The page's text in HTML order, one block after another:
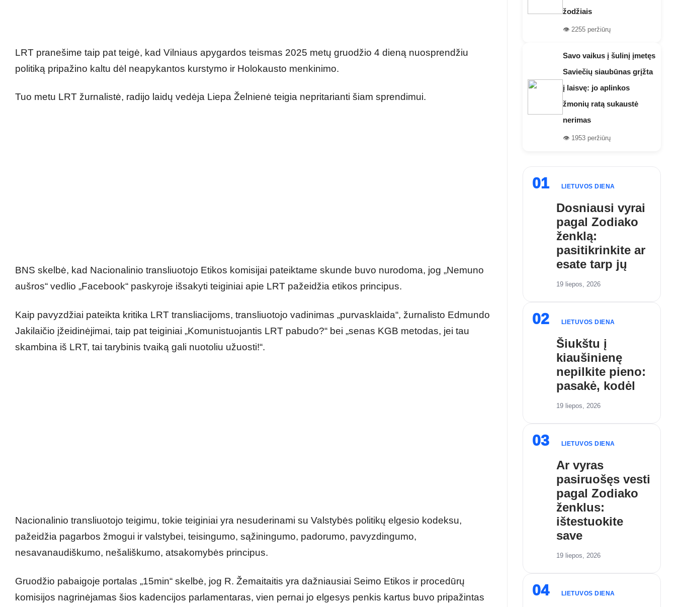
LRT pranešime taip pat teigė, kad Vilniaus apygardos teismas 2025 metų gruodžio 4 dieną nuosprendžiu
politiką pripažino kaltu dėl neapykantos kurstymo ir Holokausto menkinimo.
Tuo metu LRT žurnalistė, radijo laidų vedėja Liepa Želnienė teigia nepritarianti šiam sprendimui.
BNS skelbė, kad Nacionalinio transliuotojo Etikos komisijai pateiktame skunde buvo nurodoma, jog „Nemuno
aušros“ vedlio „Facebook“ paskyroje išsakyti teiginiai apie LRT pažeidžia etikos principus.
Kaip pavyzdžiai pateikta kritika LRT transliacijoms, transliuotojo vadinimas „purvasklaida“, žurnalisto Edmundo
Jakilaičio įžeidinėjimai, taip pat teiginiai „Komunistuojantis LRT pabudo?“ bei „senas KGB metodas, jei tau
skambina iš LRT, tai tarybinis tvaiką gali nuotoliu užuosti!“.
Nacionalinio transliuotojo teigimu, tokie teiginiai yra nesuderinami su Valstybės politikų elgesio kodeksu,
pažeidžia pagarbos žmogui ir valstybei, teisingumo, sąžiningumo, padorumo, pavyzdingumo,
nesavanaudiškumo, nešališkumo, atsakomybės principus.
Gruodžio pabaigoje portalas „15min“ skelbė, jog R. Žemaitaitis yra dažniausiai Seimo Etikos ir procedūrų
komisijos nagrinėjamas šios kadencijos parlamentaras, vien pernai jo elgesys penkis kartus buvo pripažintas
žodžiais
👁️ 2255 peržiūrų
Savo vaikus į šulinį įmetęs
Saviečių siaubūnas grįžta
į laisvę: jo aplinkos
žmonių ratą sukaustė
nerimas
👁️ 1953 peržiūrų
01 LIETUVOS DIENA
Dosniausi vyrai
pagal Zodiako
ženklą:
pasitikrinkite ar
esate tarp jų
19 liepos, 2026
02 LIETUVOS DIENA
Šiukštu į
kiaušinienę
nepilkite pieno:
pasakė, kodėl
19 liepos, 2026
03 LIETUVOS DIENA
Ar vyras
pasiruošęs vesti
pagal Zodiako
ženklus:
ištestuokite
save
19 liepos, 2026
04 LIETUVOS DIENA